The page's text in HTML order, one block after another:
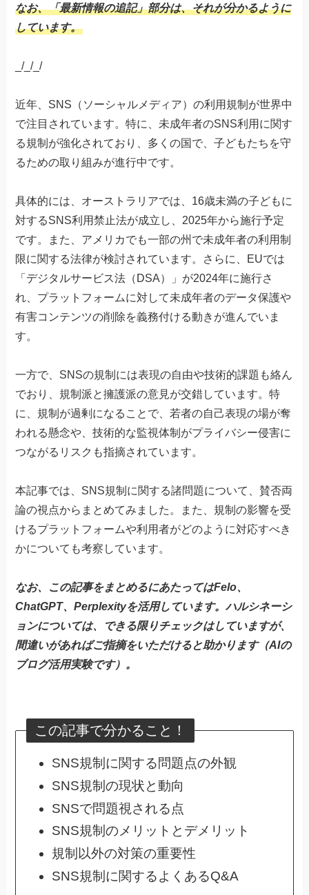
なお、「最新情報の追記」部分は、それが分かるように
しています。
_/_/_/
近年、SNS（ソーシャルメディア）の利用規制が世界中
で注目されています。特に、未成年者のSNS利用に関す
る規制が強化されており、多くの国で、子どもたちを守
るための取り組みが進行中です。
具体的には、オーストラリアでは、16歳未満の子どもに
対するSNS利用禁止法が成立し、2025年から施行予定
です。また、アメリカでも一部の州で未成年者の利用制
限に関する法律が検討されています。さらに、EUでは
「デジタルサービス法（DSA）」が2024年に施行さ
れ、プラットフォームに対して未成年者のデータ保護や
有害コンテンツの削除を義務付ける動きが進んでいま
す。
一方で、SNSの規制には表現の自由や技術的課題も絡ん
でおり、規制派と擁護派の意見が交錯しています。特
に、規制が過剰になることで、若者の自己表現の場が奪
われる懸念や、技術的な監視体制がプライバシー侵害に
つながるリスクも指摘されています。
本記事では、SNS規制に関する諸問題について、賛否両
論の視点からまとめてみました。また、規制の影響を受
けるプラットフォームや利用者がどのように対応すべき
かについても考察しています。
なお、この記事をまとめるにあたってはFelo、
ChatGPT、Perplexityを活用しています。ハルシネーシ
ョンについては、できる限りチェックはしていますが、
間違いがあればご指摘をいただけると助かります（AIの
ブログ活用実験です）。
この記事で分かること！
SNS規制に関する問題点の外観
SNS規制の現状と動向
SNSで問題視される点
SNS規制のメリットとデメリット
規制以外の対策の重要性
SNS規制に関するよくあるQ&A